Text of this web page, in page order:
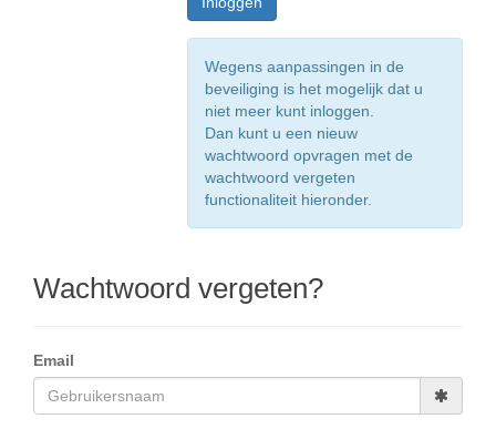
Wegens aanpassingen in de
beveiliging is het mogelijk dat u
niet meer kunt inloggen.
Dan kunt u een nieuw
wachtwoord opvragen met de
wachtwoord vergeten
functionaliteit hieronder.
Wachtwoord vergeten?
Email